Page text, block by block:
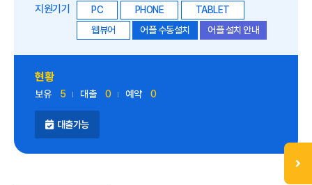
지원기기
PC PHONE
TABLET
웹뷰어
어플 수동설치 어플 설치 안내
현황
보유 5 대출 0 예약 0
대출가능